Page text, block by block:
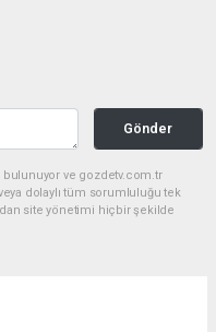
Gönder
bulunuyor ve gozdetv.com.tr
dolaylı tüm sorumluluğu tek
site yönetimi hiçbir şekilde